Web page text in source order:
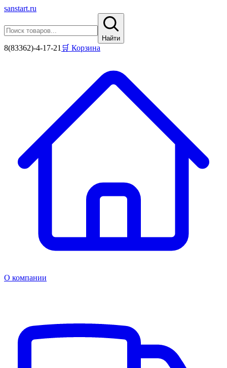
sanstart.ru
Найти
8(83362)-4-17-21 🛒 Корзина
О компании